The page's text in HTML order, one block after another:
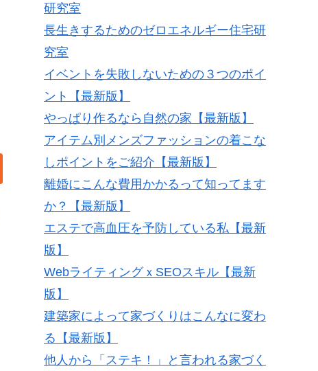
研究室
長生きするためのゼロエネルギー住宅研
究室
イベントを失敗しないための３つのポイ
ント【最新版】
やっぱり作るなら自然の家【最新版】
アイテム別メンズファッションの着こな
しポイントをご紹介【最新版】
離婚にこんな費用かかるって知ってます
か？【最新版】
エステで高血圧を予防している私【最新
版】
WebライティングｘSEOスキル【最新
版】
建築家によって家づくりはこんなに変わ
る【最新版】
他人から「ステキ！」と言われる家づく